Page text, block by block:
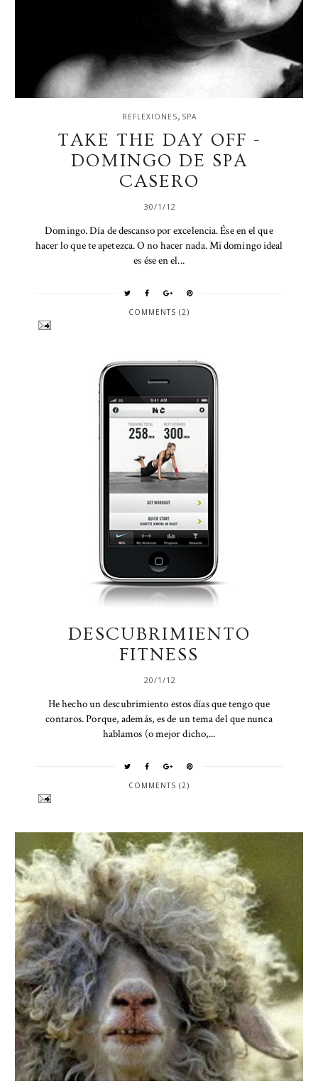
REFLEXIONES, SPA
TAKE THE DAY OFF -
DOMINGO DE SPA
CASERO
30/1/12
Domingo. Día de descanso por excelencia. Ése en el que
hacer lo que te apetezca. O no hacer nada. Mi domingo ideal
es ése en el...
COMMENTS (2)
DESCUBRIMIENTO
FITNESS
20/1/12
He hecho un descubrimiento estos días que tengo que
contaros. Porque, además, es de un tema del que nunca
hablamos (o mejor dicho,...
COMMENTS (2)